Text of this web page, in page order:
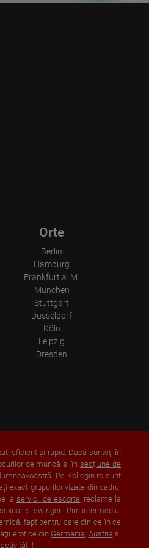
Orte
Berlin
Hamburg
Frankfurt a. M.
München
Stuttgart
Düsseldorf
Köln
Leipzig
Dresden
eficient şi rapid. Dacă sunteţi în
de muncă şi însecţiune de
Pe Kollegin.ro sunt
exact grupurilor vizate din cadrul
la servicii de escorte, reclame la
şi swingeri. Prin intermediul
fapt pentru care din ce în ce
erotice din Germania, Austria şi